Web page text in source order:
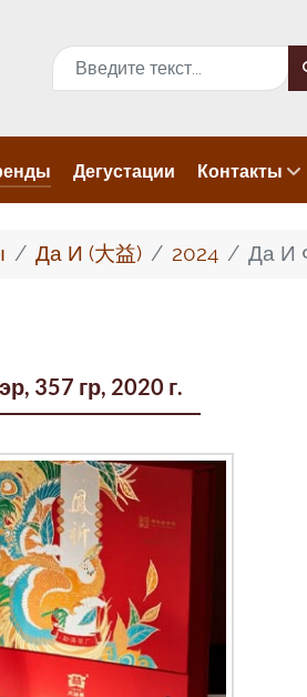
Поиск
Дегустации Контакты
Да И (大益) 2024 Да И
357 гр, 2020 г.